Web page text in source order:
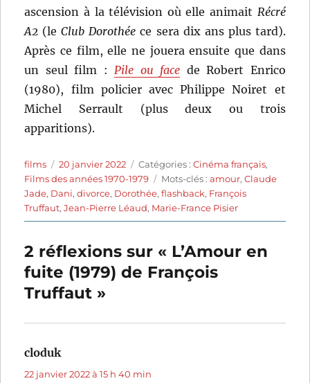
ascension à la télévision où elle animait Récré
A2 (leClub Dorothée ce sera dix ans plus tard).
Après ce film, elle ne jouera ensuite que dans
un seul film : Pile ou face de Robert Enrico
(1980), film policier avec Philippe Noiret et
Michel Serrault (plus deux ou trois
apparitions).
Auteur
films
Publié
le
20 janvier 2022 Catégories
Catégories :Cinéma français,
Films des années 1970-1979
Étiquettes
Mots-clés :amour,Claude
Jade, Dani,divorce, Dorothée,flashback, François
Truffaut,Jean-Pierre Léaud, Marie-France Pisier
2 réflexions sur « L’Amour en
fuite (1979) de François
Truffaut »
cloduk
22 janvier 2022 à 15 h 40 min